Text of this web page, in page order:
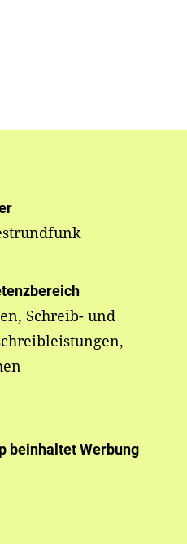
Schreib- und
beinhaltet Werbung